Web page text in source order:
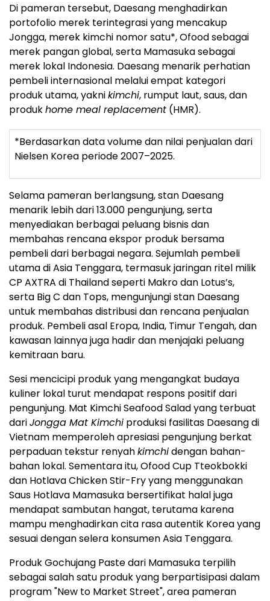
Di pameran tersebut, Daesang menghadirkan
portofolio merek terintegrasi yang mencakup
Jongga, merek kimchi nomor satu*, Ofood sebagai
merek pangan global, serta Mamasuka sebagai
merek lokal Indonesia. Daesang menarik perhatian
pembeli internasional melalui empat kategori
produk utama, yaknikimchi, rumput laut, saus, dan
produkhome meal replacement (HMR).
*Berdasarkan data volume dan nilai penjualan dari
Nielsen Korea periode 2007–2025.
Selama pameran berlangsung, stan Daesang
menarik lebih dari 13.000 pengunjung, serta
menyediakan berbagai peluang bisnis dan
membahas rencana ekspor produk bersama
pembeli dari berbagai negara. Sejumlah pembeli
utama di Asia Tenggara, termasuk jaringan ritel milik
CP AXTRA di Thailand seperti Makro dan Lotus’s,
serta Big C dan Tops, mengunjungi stan Daesang
untuk membahas distribusi dan rencana penjualan
produk. Pembeli asal Eropa, India, Timur Tengah, dan
kawasan lainnya juga hadir dan menjajaki peluang
kemitraan baru.
Sesi mencicipi produk yang mengangkat budaya
kuliner lokal turut mendapat respons positif dari
pengunjung. Mat Kimchi Seafood Salad yang terbuat
dariJongga Mat Kimchi produksi fasilitas Daesang di
Vietnam memperoleh apresiasi pengunjung berkat
perpaduan tekstur renyahkimchidengan bahan-
bahan lokal. Sementara itu, Ofood Cup Tteokbokki
dan Hotlava Chicken Stir-Fry yang menggunakan
Saus Hotlava Mamasuka bersertifikat halal juga
mendapat sambutan hangat, terutama karena
mampu menghadirkan cita rasa autentik Korea yang
sesuai dengan selera konsumen Asia Tenggara.
Produk Gochujang Paste dari Mamasuka terpilih
sebagai salah satu produk yang berpartisipasi dalam
program "New to Market Street", area pameran